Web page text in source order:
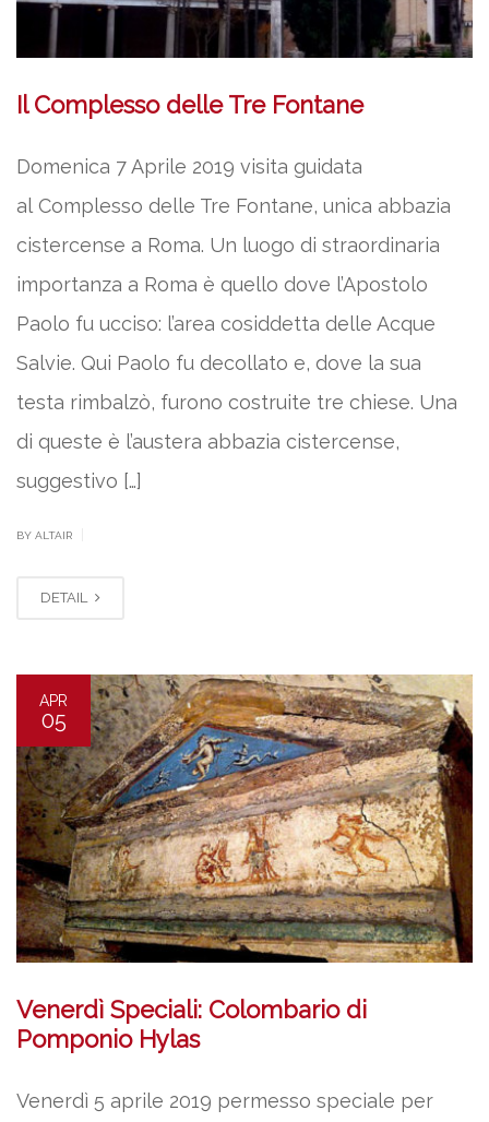
Il Complesso delle Tre Fontane
Domenica 7 Aprile 2019 visita guidata
al Complesso delle Tre Fontane, unica abbazia
cistercense a Roma. Un luogo di straordinaria
importanza a Roma è quello dove l’Apostolo
Paolo fu ucciso: l’area cosiddetta delle Acque
Salvie. Qui Paolo fu decollato e, dove la sua
testa rimbalzò, furono costruite tre chiese. Una
di queste è l’austera abbazia cistercense,
suggestivo […]
BY ALTAIR
DETAIL
APR
05
Venerdì Speciali: Colombario di
Pomponio Hylas
Venerdì 5 aprile 2019 permesso speciale per